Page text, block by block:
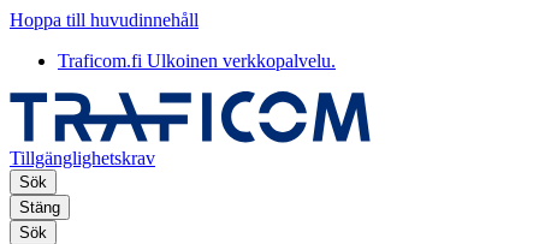
Hoppa till huvudinnehåll
Traficom.fi Ulkoinen verkkopalvelu.
Tillgänglighetskrav
Sök
Stäng
Sök